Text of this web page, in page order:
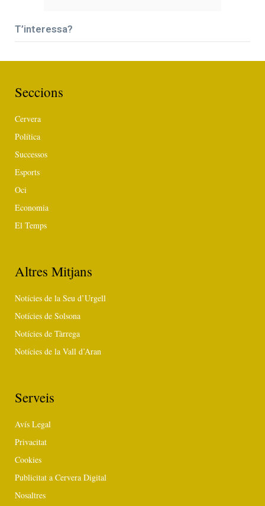
T’interessa?
Seccions
Cervera
Política
Successos
Esports
Oci
Economia
El Temps
Altres Mitjans
Notícies de la Seu d’Urgell
Notícies de Solsona
Notícies de Tàrrega
Notícies de la Vall d’Aran
Serveis
Avís Legal
Privacitat
Cookies
Publicitat a Cervera Digital
Nosaltres